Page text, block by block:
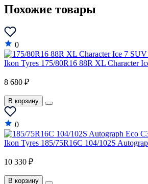
Похожие товары
0
Ikon Tyres 175/80R16 88R XL Character
8 680 ₽
В корзину
0
Ikon Tyres 185/75R16C 104/102S
10 330 ₽
В корзину